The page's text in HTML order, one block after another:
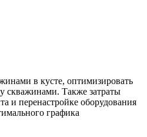
в кусте, оптимизировать
скважинами. Также затраты
и перенастройке оборудования
графика